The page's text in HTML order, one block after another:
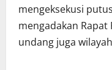
mengeksekusi
mengadakan Rapat
undang juga